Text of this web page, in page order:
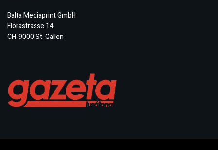
Balta Mediaprint GmbH
Florastrasse 14
CH-9000 St. Gallen